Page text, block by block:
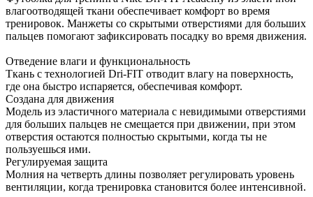
влагоотводящей ткани обеспечивает комфорт во время
тренировок. Манжеты со скрытыми отверстиями для больших
пальцев помогают зафиксировать посадку во время движения.
Отведение влаги и функциональность
Ткань с технологией Dri-FIT отводит влагу на поверхность,
где она быстро испаряется, обеспечивая комфорт.
Создана для движения
Модель из эластичного материала с невидимыми отверстиями
для больших пальцев не смещается при движении, при этом
отверстия остаются полностью скрытыми, когда ты не
пользуешься ими.
Регулируемая защита
Молния на четверть длины позволяет регулировать уровень
вентиляции, когда тренировка становится более интенсивной.